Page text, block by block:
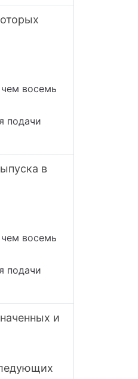
восемь
подачи
в
восемь
подачи
и